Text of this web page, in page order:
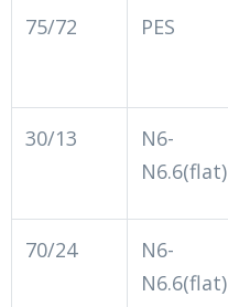
75/72 PES
30/13
N6-
N6.6(flat)
70/24
N6-
N6.6(flat)